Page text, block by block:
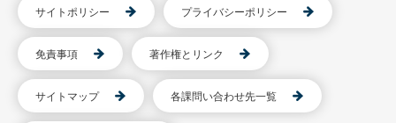
サイトポリシー プライバシーポリシー
免責事項 著作権とリンク
サイトマップ 各課問い合わせ先一覧